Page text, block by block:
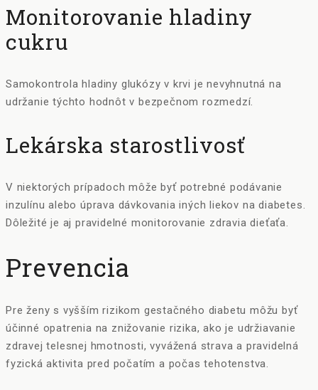
Monitorovanie hladiny
cukru
Samokontrola hladiny glukózy v krvi je nevyhnutná na
udržanie týchto hodnôt v bezpečnom rozmedzí.
Lekárska starostlivosť
V niektorých prípadoch môže byť potrebné podávanie
inzulínu alebo úprava dávkovania iných liekov na diabetes.
Dôležité je aj pravidelné monitorovanie zdravia dieťaťa.
Prevencia
Pre ženy s vyšším rizikom gestačného diabetu môžu byť
účinné opatrenia na znižovanie rizika, ako je udržiavanie
zdravej telesnej hmotnosti, vyvážená strava a pravidelná
fyzická aktivita pred počatím a počas tehotenstva.